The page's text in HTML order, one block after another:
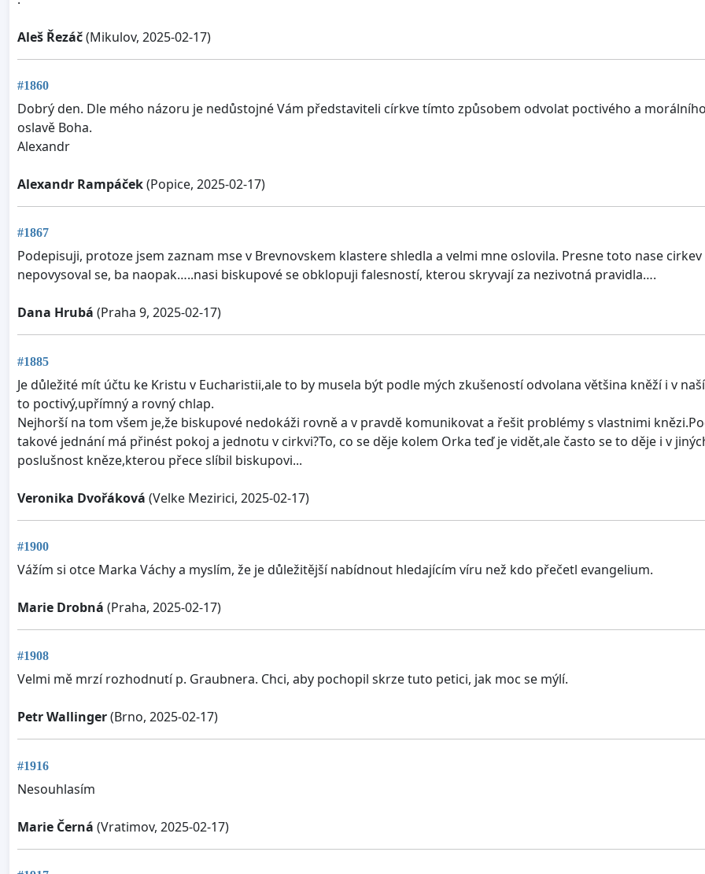
Aleš Řezáč(Mikulov, 2025-02-17)
#1860
Dobrý den. Dle mého názoru je nedůstojné Vám představiteli církve tímto způsobem odvolat poctivého a
oslavě Boha.
Alexandr
Alexandr Rampáček(Popice, 2025-02-17)
#1867
Podepisuji, protoze jsem zaznam mse v Brevnovskem klastere shledla a velmi mne oslovila. Presne toto nase
nepovysoval se, ba naopak…..nasi biskupové se obklopuji falesností, kterou skryvají za nezivotná pravidla….
Dana Hrubá (Praha 9, 2025-02-17)
#1885
Je důležité mít účtu ke Kristu v Eucharistii,ale to by musela být podle mých zkušeností odvolana většina kněží i v
to poctivý,upřímný a rovný chlap.
Nejhorší na tom všem je,že biskupové nedokáži rovně a v pravdě komunikovat a řešit problémy s vlastnimi
takové jednání má přinést pokoj a jednotu v cirkvi?To, co se děje kolem Orka teď je vidět,ale často se to děje i v
poslušnost kněze,kterou přece slíbil biskupovi...
Veronika Dvořáková (Velke Mezirici, 2025-02-17)
#1900
Vážím si otce Marka Váchy a myslím, že je důležitější nabídnout hledajícím víru než kdo přečetl evangelium.
Marie Drobná (Praha, 2025-02-17)
#1908
Velmi mě mrzí rozhodnutí p. Graubnera. Chci, aby pochopil skrze tuto petici, jak moc se mýlí.
Petr Wallinger(Brno, 2025-02-17)
#1916
Nesouhlasím
Marie Černá (Vratimov, 2025-02-17)